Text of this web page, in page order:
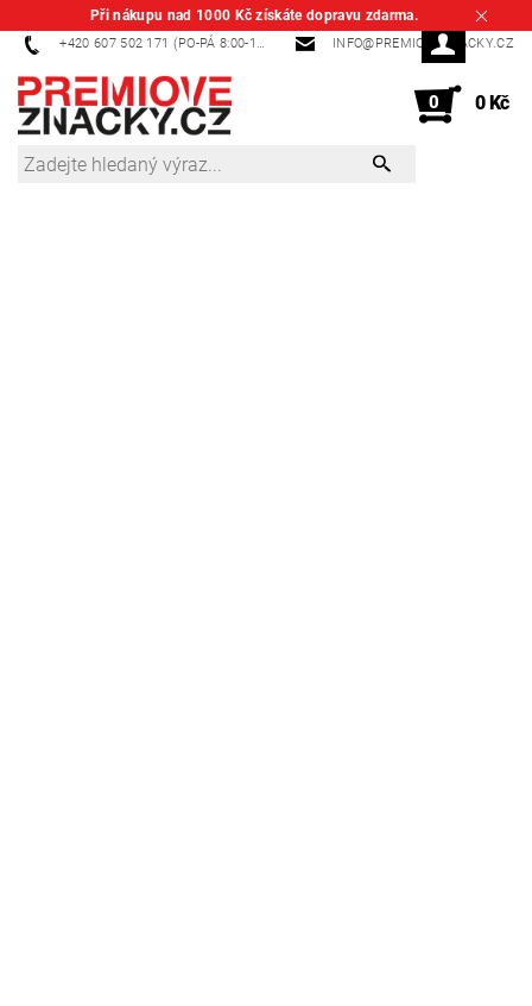
Při nákupu nad 1000 Kč získáte dopravu zdarma.
+420 607 502 171 (PO-PÁ 8:00-14:00) INFO@PREMIOVEZNACKY.CZ
0 0 Kč